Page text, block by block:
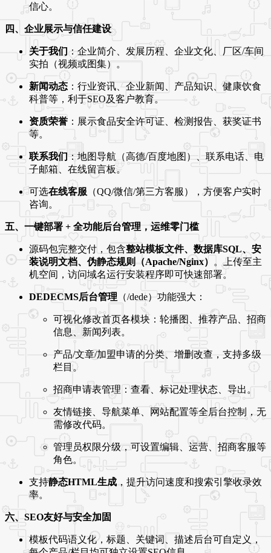
信心。
四、企业展示与信任建设
关于我们：企业简介、发展历程、企业文化、厂区/车间
实拍（视频或图集）。
新闻动态 ：行业资讯、企业新闻、产品知识、健康饮食
科普等，利于SEO及客户教育。
资质荣誉 ：展示食品安全许可证、检测报告、获奖证书
等。
联系我们：地图导航（高德/百度地图）、联系电话、电
子邮箱、在线留言板。
可选在线客服 （QQ/微信/第三方客服），方便客户实时
咨询。
五、一键部署 + 全功能后台管理，运维零门槛
源码包完整交付，包含整站模板文件、数据库SQL、安
装说明文档、伪静态规则（Apache/Nginx） 。上传至主
机空间，访问域名运行安装程序即可快速部署。
DEDECMS后台管理 （/dede）功能强大：
可视化修改首页各模块：轮播图、推荐产品、招商
信息、新闻列表。
产品/文章/加盟申请的分类、增删改查，支持多级
栏目。
招商申请表管理：查看、标记处理状态、导出。
友情链接、导航菜单、网站配置等全后台控制，无
需修改代码。
管理员权限分级，可设置编辑、运营、招商客服等
角色。
支持静态HTML生成，提升访问速度和搜索引擎收录效
率。
六、SEO友好与安全加固
模板代码语义化，标题、关键词、描述后台可自定义，